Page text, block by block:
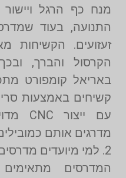
מנח כף הרגל
התנועה, בעוד
זעזועים. הקשיחות
הקרסול והברך,
באריאל קומפורט
מדרגים אותם
2. למי מיועדים מדרסים ביומכניים קשיחים?
המדרסים